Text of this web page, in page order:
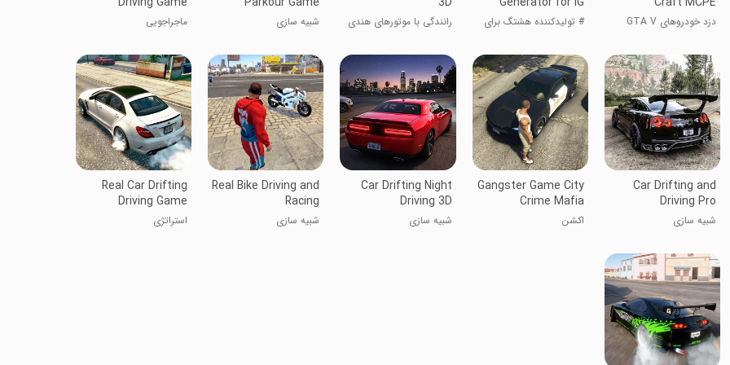
دزد خودروهای GTA V
# تولیدکننده هشتگ برای
رانندگی با موتورهای هندی شبیه سازی ماجراجویی
Car Drifting and
Driving Pro
شبیه سازی
Gangster Game City
Crime Mafia
اکشن
Car Drifting Night
Driving 3D
شبیه سازی
Real Bike Driving and
Racing
شبیه سازی
Real Car Drifting
Driving Game
استراتژی